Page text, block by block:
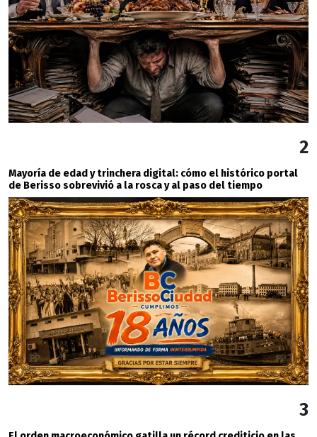
2
Mayoría de edad y trinchera digital: cómo el histórico portal
de Berisso sobrevivió a la rosca y al paso del tiempo
3